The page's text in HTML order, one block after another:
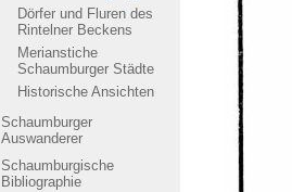
Dörfer und Fluren des
Rintelner Beckens
Merianstiche
Schaumburger Städte
Historische Ansichten
Schaumburger
Auswanderer
Schaumburgische
Bibliographie